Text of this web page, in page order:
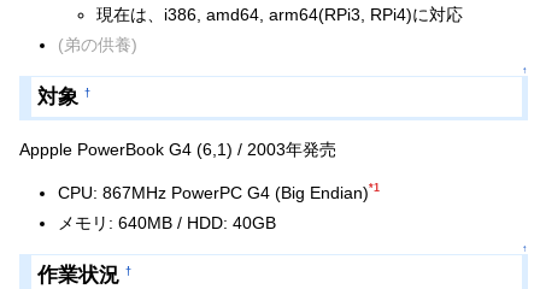
現在は、i386, amd64, arm64(RPi3, RPi4)に対応
(弟の供養)
↑
対象 †
Appple PowerBook G4 (6,1) / 2003年発売
CPU: 867MHz PowerPC G4 (Big Endian)*1
メモリ: 640MB / HDD: 40GB
↑
作業状況 †